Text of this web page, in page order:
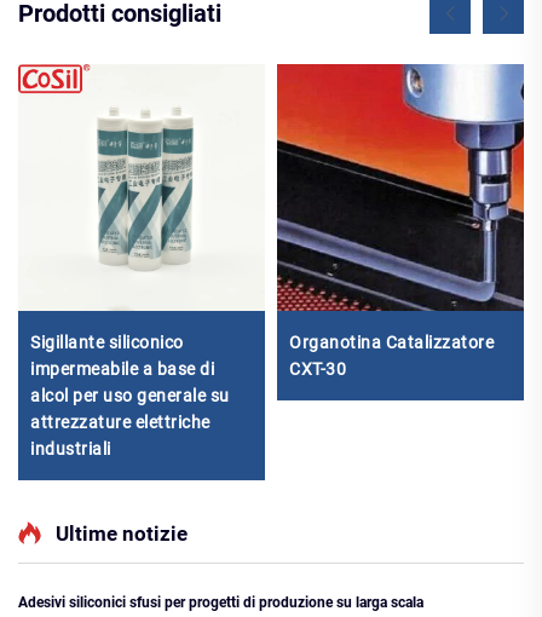
Prodotti consigliati
Sigillante siliconico
impermeabile a base di
alcol per uso generale su
attrezzature elettriche
industriali
Organotina Catalizzatore
CXT-30
Ultime notizie
Adesivi siliconici sfusi per progetti di produzione su larga scala